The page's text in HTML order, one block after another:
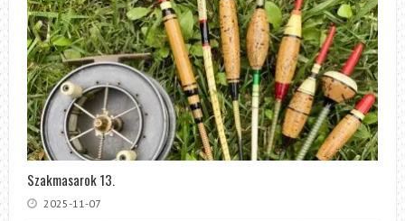
Szakmasarok 13.
2025-11-07